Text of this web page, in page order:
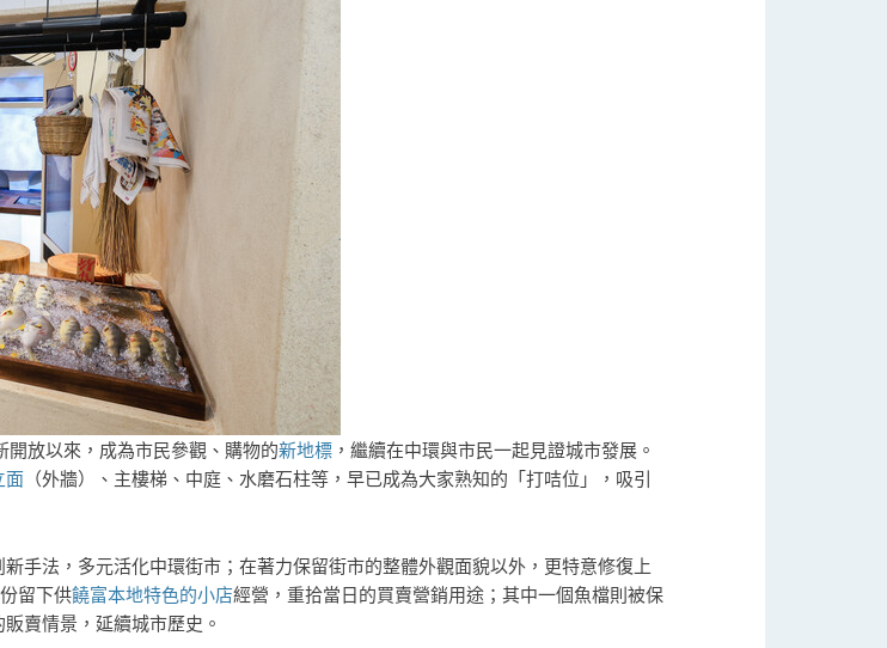
放以來，成為市民參觀、購物的新地標 ，繼續在中環與市民一起見證城市發展。
面 （外牆）、主樓梯、中庭、水磨石柱等，早已成為大家熟知的「打咭位」，吸引
手法，多元活化中環街市；在著力保留街市的整體外觀面貌以外，更特意修復上
留下供饒富本地特色的小店經營，重拾當日的買賣營銷用途；其中一個魚檔則被保
賣情景，延續城市歷史。